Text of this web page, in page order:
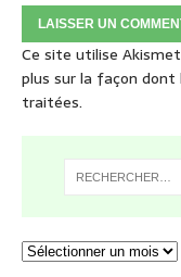
Ce site utilise
plus sur la façon
traitées.